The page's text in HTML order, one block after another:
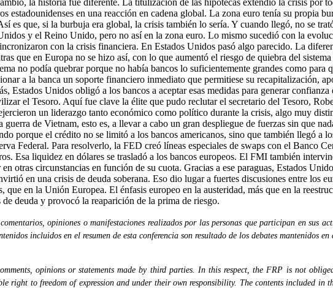
estadounidenses en una reacción en cadena global. La zona euro tenía su propia
es que, si la burbuja era global, la crisis también lo sería. Y cuando llegó, no se
y el Reino Unido, pero no así en la zona euro. Lo mismo sucedió con la
con la crisis financiera. En Estados Unidos pasó algo parecido. La
que en Europa no se hizo así, con lo que aumentó el riesgo de quiebra del
no podía quebrar porque no había bancos lo suficientemente grandes como para
a la banca un soporte financiero inmediato que permitiese su recapitalización,
Estados Unidos obligó a los bancos a aceptar esas medidas para generar
el Tesoro. Aquí fue clave la élite que pudo reclutar el secretario del Tesoro,
un liderazgo tanto económico como político durante la crisis, algo muy
de Vietnam, esto es, a llevar a cabo un gran despliegue de fuerzas sin que
porque el crédito no se limitó a los bancos americanos, sino que también llegó a
Federal. Para resolverlo, la FED creó líneas especiales de swaps con el Banco
Esa liquidez en dólares se trasladó a los bancos europeos. El FMI también
otras circunstancias en función de su cuota. Gracias a ese paraguas, Estados
en una crisis de deuda soberana. Eso dio lugar a fuertes discusiones entre los
en la Unión Europea. El énfasis europeo en la austeridad, más que en la
deuda y provocó la reaparición de la prima de riesgo.
opiniones o manifestaciones realizados por las personas que participan en sus
incluidos en el resumen de esta conferencia son resultado de los debates mantenidos
opinions or statements made by third parties. In this respect, the FRP is not
right to freedom of expression and under their own responsibility. The contents included in